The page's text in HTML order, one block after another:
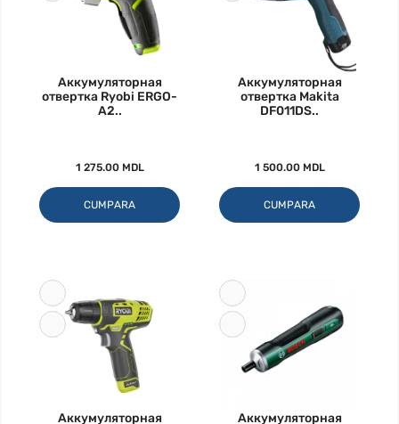
Аккумуляторная
отвертка Ryobi ERGO-
A2..
1 275.00 MDL
CUMPARA
Аккумуляторная
отвертка Makita
DF011DS..
1 500.00 MDL
CUMPARA
Аккумуляторная Аккумуляторная